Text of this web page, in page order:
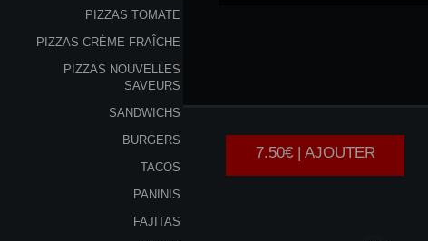
PIZZAS TOMATE
PIZZAS CRÈME FRAÎCHE
PIZZAS NOUVELLES
SAVEURS
SANDWICHS
BURGERS
TACOS
PANINIS
FAJITAS
7.50€ | AJOUTER